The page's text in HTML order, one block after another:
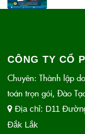
CÔNG TY CỔ
Chuyên: Thành lập
toán trọn gói, Đào
Địa chỉ: D11
Đắk Lắk